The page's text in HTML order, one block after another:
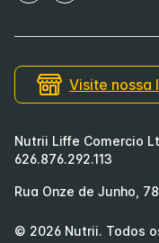
Visite nossa
Nutrii Liffe Comercio
626.876.292.113
Rua Onze de Junho,
© 2026 Nutrii. Todos